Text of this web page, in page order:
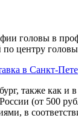
головы в
по центру
в Санкт-
также как и
(от 500
в